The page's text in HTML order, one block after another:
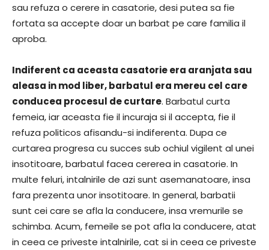
sau refuza o cerere in casatorie, desi putea sa fie
fortata sa accepte doar un barbat pe care familia il
aproba.
Indiferent ca aceasta casatorie era aranjata sau
aleasa in mod liber, barbatul era mereu cel care
conducea procesul de curtare. Barbatul curta
femeia, iar aceasta fie il incuraja si il accepta, fie il
refuza politicos afisandu-si indiferenta. Dupa ce
curtarea progresa cu succes sub ochiul vigilent al unei
insotitoare, barbatul facea cererea in casatorie. In
multe feluri, intalnirile de azi sunt asemanatoare, insa
fara prezenta unor insotitoare. In general, barbatii
sunt cei care se afla la conducere, insa vremurile se
schimba. Acum, femeile se pot afla la conducere, atat
in ceea ce priveste intalnirile, cat si in ceea ce priveste